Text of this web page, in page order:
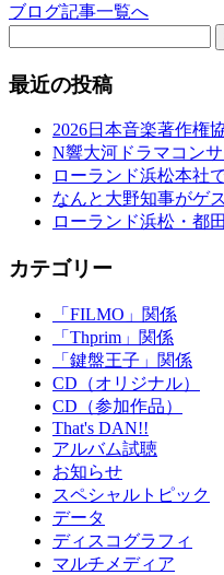
ブログ記事一覧へ
最近の投稿
2026日本音楽著作権
N響大河ドラマコン
ローランド浜松本社
なんと大野知事がゲ
ローランド浜松・都
カテゴリー
「FILMO」関係
「Thprim」関係
「鍵盤王子」関係
CD（オリジナル）
CD（参加作品）
That's DAN!!
アルバム試聴
お知らせ
スペシャルトピック
データ
ディスコグラフィ
マルチメディア